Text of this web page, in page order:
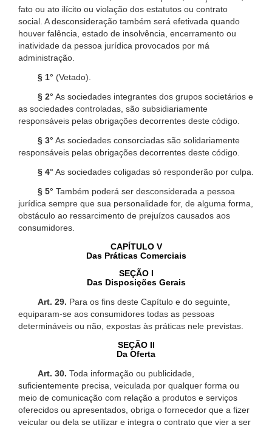
fato ou ato ilícito ou violação dos estatutos ou contrato
social. A desconsideração também será efetivada quando
houver falência, estado de insolvência, encerramento ou
inatividade da pessoa jurídica provocados por má
administração.
§ 1° (Vetado).
§ 2° As sociedades integrantes dos grupos societários e
as sociedades controladas, são subsidiariamente
responsáveis pelas obrigações decorrentes deste código.
§ 3° As sociedades consorciadas são solidariamente
responsáveis pelas obrigações decorrentes deste código.
§ 4° As sociedades coligadas só responderão por culpa.
§ 5° Também poderá ser desconsiderada a pessoa
jurídica sempre que sua personalidade for, de alguma forma,
obstáculo ao ressarcimento de prejuízos causados aos
consumidores.
CAPÍTULO V
Das Práticas Comerciais
SEÇÃO I
Das Disposições Gerais
Art. 29. Para os fins deste Capítulo e do seguinte,
equiparam-se aos consumidores todas as pessoas
determináveis ou não, expostas às práticas nele previstas.
SEÇÃO II
Da Oferta
Art. 30. Toda informação ou publicidade,
suficientemente precisa, veiculada por qualquer forma ou
meio de comunicação com relação a produtos e serviços
oferecidos ou apresentados, obriga o fornecedor que a fizer
veicular ou dela se utilizar e integra o contrato que vier a ser